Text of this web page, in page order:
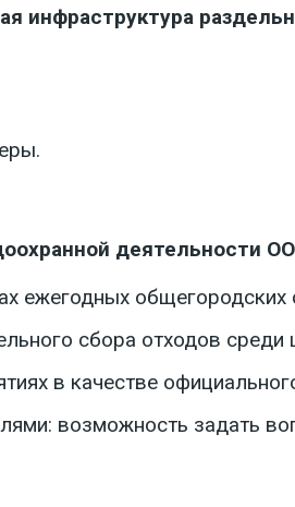
инфраструктура
деятельности
ежегодных общегородских
сбора отходов
в качестве
возможность задать